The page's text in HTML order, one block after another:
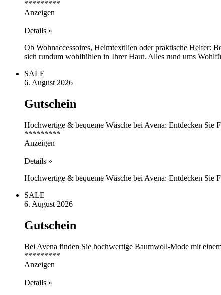
*********
Anzeigen
Details »
Ob Wohnaccessoires, Heimtextilien oder praktische Helfer:
sich rundum wohlfühlen in Ihrer Haut. Alles rund ums
SALE
6. August 2026
Gutschein
Hochwertige & bequeme Wäsche bei Avena: Entdecken
*********
Anzeigen
Details »
Hochwertige & bequeme Wäsche bei Avena: Entdecken
SALE
6. August 2026
Gutschein
Bei Avena finden Sie hochwertige Baumwoll-Mode mit
*********
Anzeigen
Details »